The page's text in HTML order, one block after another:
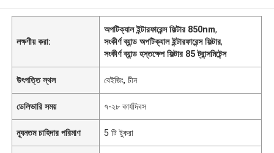
লক্ষণীয় করা:
অপটিক্যাল ইন্টারফারেন্স ফিল্টার 850nm,
সংকীর্ণ ব্যান্ড অপটিক্যাল ইন্টারফারেন্স ফিল্টার,
সংকীর্ণ ব্যান্ড হস্তক্ষেপ ফিল্টার 85 ট্রান্সমিটেন্স
উৎপত্তি স্থল বেইজিং, চীন
ডেলিভারি সময় ৭-২৮ কার্যদিবস
ন্যূনতম চাহিদার পরিমাণ 5 টি টুকরা